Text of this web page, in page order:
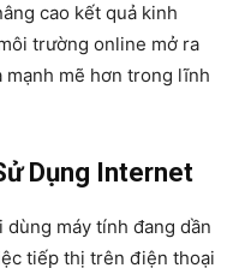
cao kết quả kinh
trường online mở ra
mạnh mẽ hơn trong lĩnh
Dụng Internet
máy tính đang dần
tiếp thị trên điện thoại